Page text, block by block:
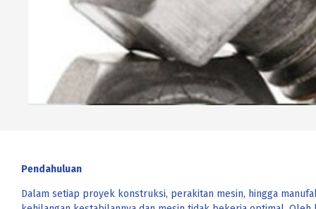
Pendahuluan
Dalam setiap proyek konstruksi, perakitan mesin, hingga